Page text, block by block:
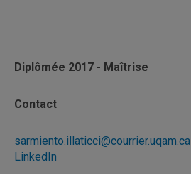
Diplômée 2017 - Maîtrise
Contact
sarmiento.illaticci@courrier.uqam.ca
LinkedIn